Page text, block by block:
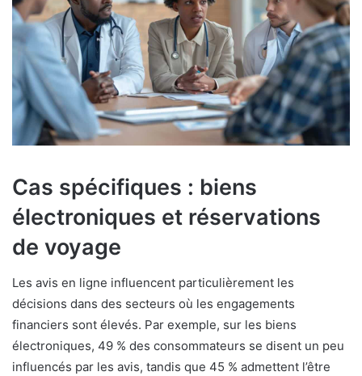
Cas spécifiques : biens
électroniques et réservations
de voyage
Les avis en ligne influencent particulièrement les
décisions dans des secteurs où les engagements
financiers sont élevés. Par exemple, sur les biens
électroniques, 49 % des consommateurs se disent un peu
influencés par les avis, tandis que 45 % admettent l’être